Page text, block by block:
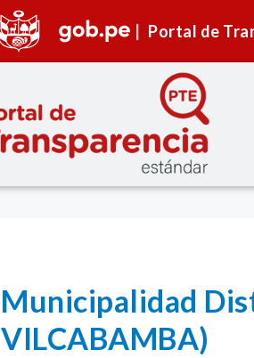
Portal de
Municipalidad
VILCABAMBA)